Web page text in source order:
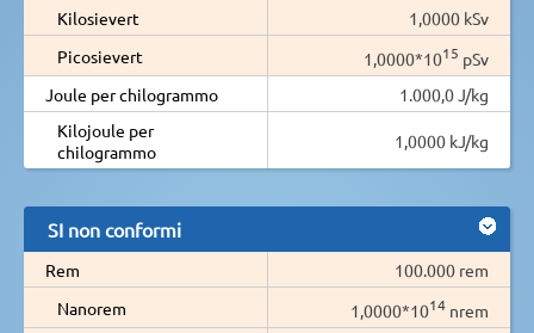
Kilosievert
1,0000 kSv
Picosievert
1,0000*1015 pSv
Joule per chilogrammo
1.000,0 J/kg
Kilojoule per
chilogrammo
1,0000 kJ/kg
SI non conformi
Rem
100.000 rem
Nanorem
1,0000*1014 nrem